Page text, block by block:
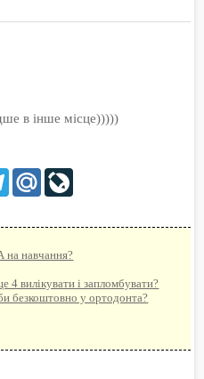
в інше місце)))))
TelegramMail.Ru
на навчання?
4 вилікувати і запломбувати?
безкоштовно у ортодонта?